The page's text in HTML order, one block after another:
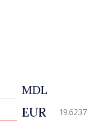
MDL
EUR 19.6237